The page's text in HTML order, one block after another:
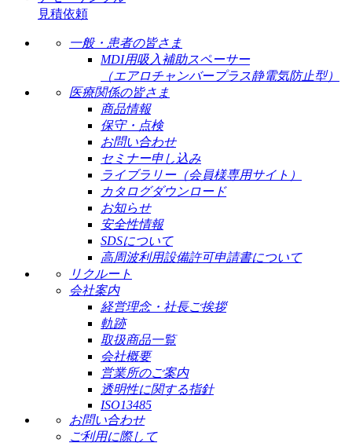
見積依頼
一般・患者の皆さま
MDI用吸入補助スペーサー
（エアロチャンバープラス静電気防止型）
医療関係の皆さま
商品情報
保守・点検
お問い合わせ
セミナー申し込み
ライブラリー（会員様専用サイト）
カタログダウンロード
お知らせ
安全性情報
SDSについて
高周波利用設備許可申請書について
リクルート
会社案内
経営理念・社長ご挨拶
軌跡
取扱商品一覧
会社概要
営業所のご案内
透明性に関する指針
ISO13485
お問い合わせ
ご利用に際して